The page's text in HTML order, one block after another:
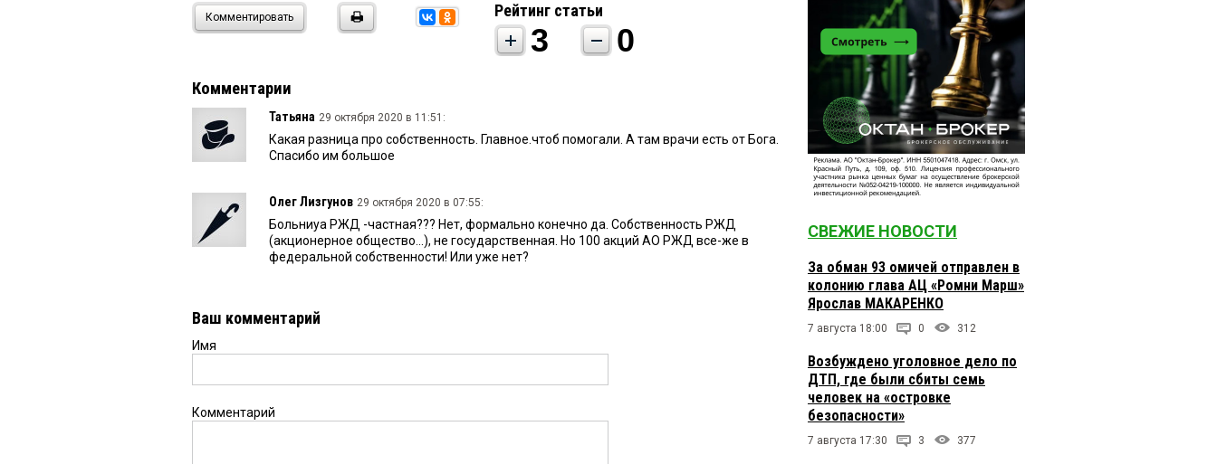
Комментировать Рейтинг статьи
3 0
Комментарии
Татьяна 29 октября 2020 в 11:51:
Какая разница про собственность. Главное.чтоб помогали. А там врачи есть от Бога.
Спасибо им большое
Олег Лизгунов 29 октября 2020 в 07:55:
Больниуа РЖД -частная??? Нет, формально конечно да. Собственность РЖД
(акционерное общество...), не государственная. Но 100 акций АО РЖД все-же в
федеральной собственности! Или уже нет?
Ваш комментарий
Имя
Комментарий
СВЕЖИЕ НОВОСТИ
За обман 93 омичей отправлен в
колонию глава АЦ «Ромни Марш»
Ярослав МАКАРЕНКО
7 августа 18:00 0 312
Возбуждено уголовное дело по
ДТП, где были сбиты семь
человек на «островке
безопасности»
7 августа 17:30 3 377